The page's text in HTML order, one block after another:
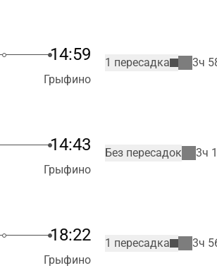
14:59
Грыфино
1 пересадка 3ч
14:43
Грыфино
Без пересадок 3ч
18:22
Грыфино
1 пересадка 3ч